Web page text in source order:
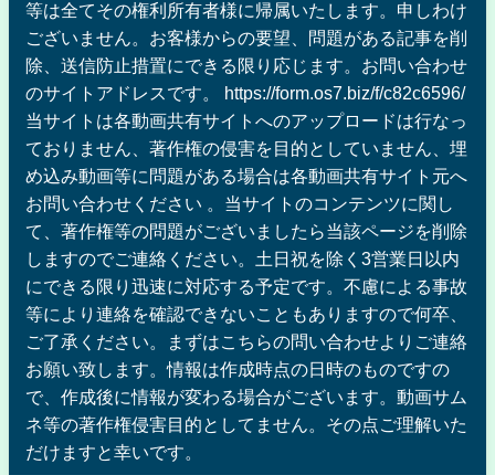
等は全てその権利所有者様に帰属いたします。申しわけ
ございません。お客様からの要望、問題がある記事を削
除、送信防止措置にできる限り応じます。お問い合わせ
のサイトアドレスです。 https://form.os7.biz/f/c82c6596/
当サイトは各動画共有サイトへのアップロードは行なっ
ておりません、著作権の侵害を目的としていません、埋
め込み動画等に問題がある場合は各動画共有サイト元へ
お問い合わせください 。当サイトのコンテンツに関し
て、著作権等の問題がございましたら当該ページを削除
しますのでご連絡ください。土日祝を除く3営業日以内
にできる限り迅速に対応する予定です。不慮による事故
等により連絡を確認できないこともありますので何卒、
ご了承ください。まずはこちらの問い合わせよりご連絡
お願い致します。情報は作成時点の日時のものですの
で、作成後に情報が変わる場合がございます。動画サム
ネ等の著作権侵害目的としてません。その点ご理解いた
だけますと幸いです。